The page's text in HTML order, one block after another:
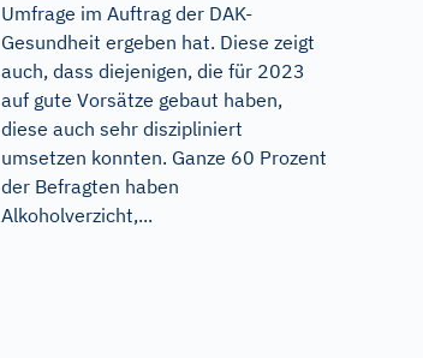
Umfrage im Auftrag der DAK-
Gesundheit ergeben hat. Diese zeigt
auch, dass diejenigen, die für 2023
auf gute Vorsätze gebaut haben,
diese auch sehr diszipliniert
umsetzen konnten. Ganze 60 Prozent
der Befragten haben
Alkoholverzicht,...